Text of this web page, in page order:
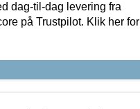
dag-til-dag levering fra
på Trustpilot. Klik her for